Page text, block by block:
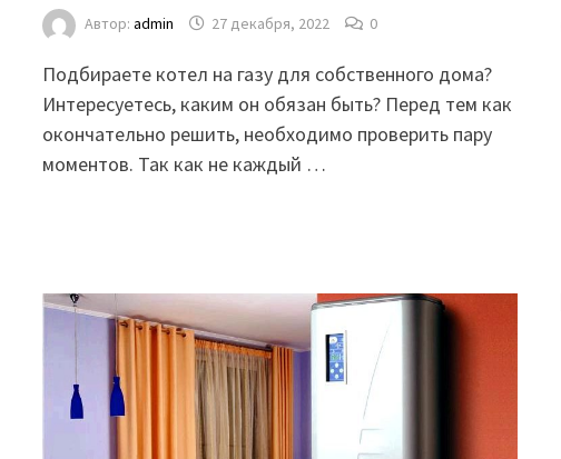
Автор:admin 27 декабря, 2022 0
Подбираете котел на газу для собственного дома?
Интересуетесь, каким он обязан быть? Перед тем как
окончательно решить, необходимо проверить пару
моментов. Так как не каждый …